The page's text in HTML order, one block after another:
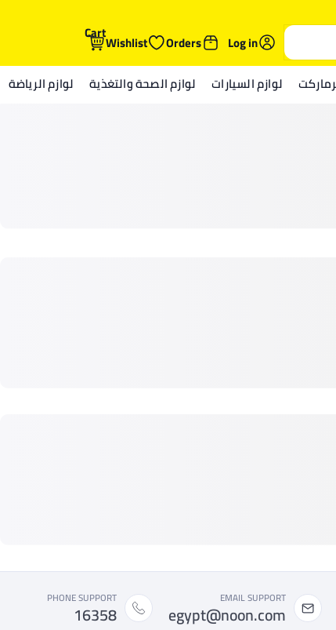
Log in
Orders
Wishlist
Cart
لوازم السيارات لوازم الصحة والتغذية لوازم الرياضة
EMAIL SUPPORT
egypt@noon.com
PHONE SUPPORT
16358